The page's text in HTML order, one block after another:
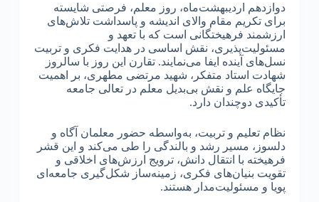
دوازدهم اردیبهشت‌ماه، روز معلم، فرصتی شایسته
برای تکریم مقام والای اندیشه و پاسداشت تلاش‌های
ارزشمند فرهیختگانی است که با تعهد و
مسئولیت‌پذیری، نقش اساسی در هدایت فکری و تربیت
نسل‌های آینده ایفا می‌نمایند. تقارن این روز با سالروز
شهادت استاد متفکر، شهید مرتضی مطهری، بر اهمیت
جایگاه علم و نقش بی‌بدیل معلم در تعالی جامعه
تأکیدی دوچندان دارد.
نظام تعلیم و تربیت، به‌واسطه حضور معلمان آگاه و
دلسوز، مسیر رشد و بالندگی را طی می‌کند و این قشر
فرهیخته با انتقال دانش، ترویج ارزش‌های اخلاقی و
تقویت بنیان‌های فکری، زمینه‌ساز شکل‌گیری جامعه‌ای
پویا و مسئولیت‌مدار هستند.